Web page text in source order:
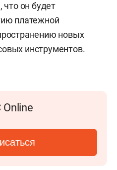
что он будет
платежной
новых
инструментов.